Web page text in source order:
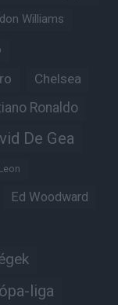
Williams
Chelsea
Ronaldo
De Gea
Ed Woodward
liga